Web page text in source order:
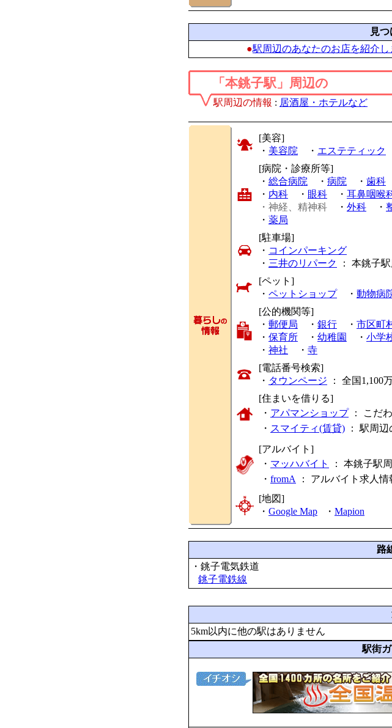
見
●駅周辺のあなたのお店を紹介
「本銚子駅」周辺の
駅周辺の情報 : 居酒屋・ホテルなど
[美容]
・ 美容院 ・ エステティック
[病院・診療所等]
・ 総合病院 ・ 病院 ・ 歯科
・ 内科 ・ 眼科 ・ 耳鼻咽喉
・神経、精神科 ・ 外科 ・
・ 薬局
[駐車場]
・ コインパーキング
・ 三井のリパーク
： 本銚子
[ペット]
・ ペットショップ・ 動物病
[公的機関等]
・ 郵便局 ・ 銀行 ・ 市区町
・ 保育所 ・ 幼稚園 ・ 小学
・ 神社 ・ 寺
[電話番号検索]
・ タウンページ ： 全国1,100
[住まいを借りる]
・ アパマンショップ： こだ
・ スマイティ(賃貸) ： 駅周
[アルバイト]
・ マッハバイト
： 本銚子駅
・ fromA ： アルバイト求人情
[地図]
・ Google Map ・ Mapion
路
・銚子電気鉄道
銚子電鉄線
5km以内に他の駅はありません
駅街